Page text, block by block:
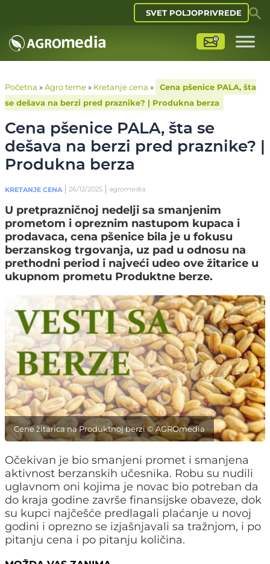
SVET POLJOPRIVREDE
Početna »Agro teme» Kretanje cena »
Cena pšenice PALA, šta
se dešava na berzi pred praznike? | Produkna berza
Cena pšenice PALA, šta se
dešava na berzi pred praznike? |
Produkna berza
KRETANJE CENA 26/12/2025 agromedia
U pretprazničnoj nedelji sa smanjenim
prometom i opreznim nastupom kupaca i
prodavaca, cena pšenice bila je u fokusu
berzanskog trgovanja, uz pad u odnosu na
prethodni period i najveći udeo ove žitarice u
ukupnom prometu Produktne berze.
Cene žitarica na Produktnoj berzi © AGROmedia
Očekivan je bio smanjeni promet i smanjena
aktivnost berzanskih učesnika. Robu su nudili
uglavnom oni kojima je novac bio potreban da
do kraja godine završe finansijske obaveze, dok
su kupci najčešće predlagali plaćanje u novoj
godini i oprezno se izjašnjavali sa tražnjom, i po
pitanju cena i po pitanju količina.